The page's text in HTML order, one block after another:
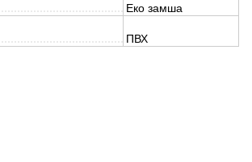
Еко замша
ПВХ